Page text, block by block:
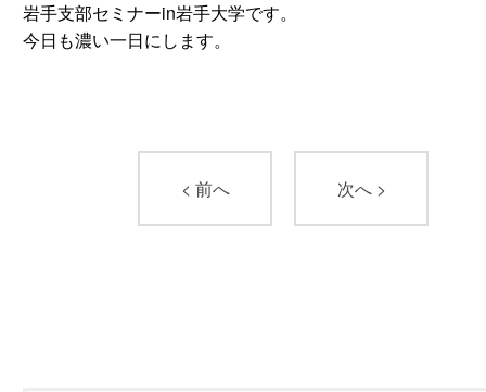
岩手支部セミナーin岩手大学です。
今日も濃い一日にします。
< 前へ 次へ >